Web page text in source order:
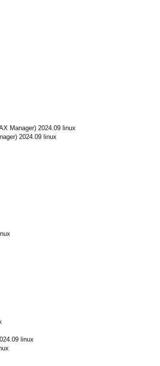
Manager) 2024.09 linux
2024.09 linux
linux